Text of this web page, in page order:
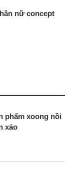
nữ concept
phẩm xoong nồi
xảo